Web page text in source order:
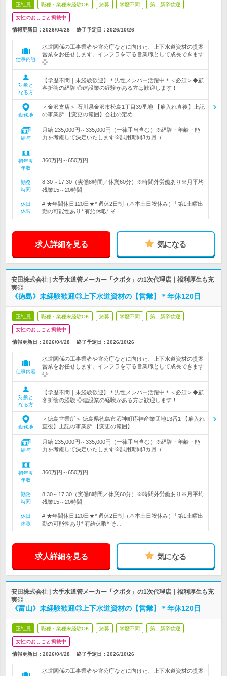
正社員 職種・業種未経験OK 急募 学歴不問 第二新卒歓迎
女性のおしごと掲載中
情報更新日：2026/04/28 終了予定日： 2026/10/26
仕事内容
水道関係の工事業者や官公庁などに向けた、上下水道資材の提案
営業をお任せします。インフラを守る営業職として成長できます
◎
対象と
なる方
【学歴不問｜未経験歓迎】＊男性メンバー活躍中＊＜必須＞◆顧
客折衝の経験 ◎建設業の経験がある方は歓迎します！
勤務地
＜金沢支店＞ 石川県金沢市松島1丁目39番地 【雇入れ直後】上記
の事業所 【変更の範囲】会社の定め…
給与
月給 235,000円～335,000円（一律手当含む）※経験・年齢・能
力を考慮して決定いたします※試用期間3カ月（…
初年度
年収
360万円～650万円
勤務
時間
8:30～17:30（実働8時間／休憩60分）※時間外労働あり※月平均
残業15～20時間
休日
休暇
# ★年間休日120日★* 週休2日制（基本土日祝休み）└第1土曜出
勤の可能性あり* 有給休暇* そ…
求人詳細を見る 気になる
安田株式会社 | 大手水道管メーカー「クボタ」の1次代理店｜福利厚生も充
実◎
《徳島》未経験歓迎◎上下水道資材の【営業】＊年休120日
正社員 職種・業種未経験OK 急募 学歴不問 第二新卒歓迎
女性のおしごと掲載中
情報更新日：2026/04/28 終了予定日： 2026/10/26
仕事内容
水道関係の工事業者や官公庁などに向けた、上下水道資材の提案
営業をお任せします。インフラを守る営業職として成長できます
◎
対象と
なる方
【学歴不問｜未経験歓迎】＊男性メンバー活躍中＊＜必須＞◆顧
客折衝の経験 ◎建設業の経験がある方は歓迎します！
勤務地
＜徳島営業所＞ 徳島県徳島市応神町応神産業団地13番1 【雇入れ
直後】上記の事業所 【変更の範囲】…
給与
月給 235,000円～335,000円（一律手当含む）※経験・年齢・能
力を考慮して決定いたします※試用期間3カ月（…
初年度
年収
360万円～650万円
勤務
時間
8:30～17:30（実働8時間／休憩60分）※時間外労働あり※月平均
残業15～20時間
休日
休暇
# ★年間休日120日★* 週休2日制（基本土日祝休み）└第1土曜出
勤の可能性あり* 有給休暇* そ…
求人詳細を見る 気になる
安田株式会社 | 大手水道管メーカー「クボタ」の1次代理店｜福利厚生も充
実◎
《富山》未経験歓迎◎上下水道資材の【営業】＊年休120日
正社員 職種・業種未経験OK 急募 学歴不問 第二新卒歓迎
女性のおしごと掲載中
情報更新日：2026/04/28 終了予定日： 2026/10/26
水道関係の工事業者や官公庁などに向けた、上下水道資材の提案